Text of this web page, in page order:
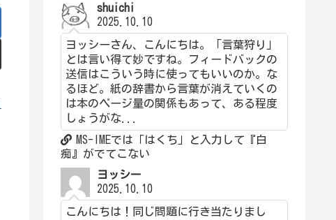
shuichi
2025.10.10
ヨッシーさん、こんにちは。「言葉狩り」
とは言い得て妙ですね。フィードバックの
送信はこういう時に使ってもいいのか。な
るほど。紙の辞書から言葉が消えていくの
は本のページ量の関係もあって、ある程度
しょうがな...
MS-IMEでは「はくち」と入力して『白
痴』がでてこない
ヨッシー
2025.10.10
こんにちは！同じ問題に行き当たりまし